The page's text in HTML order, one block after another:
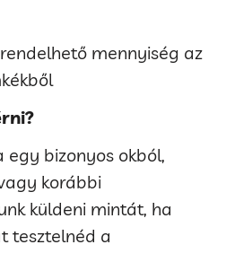
mennyiség az
egy bizonyos okból,
korábbi
küldeni mintát, ha
tesztelnéd a